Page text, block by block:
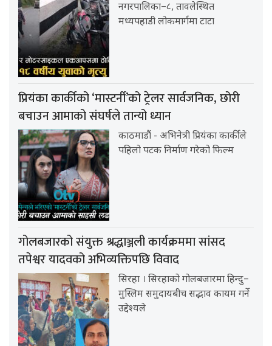
नगरपालिका–८, तावलेस्थित
मध्यपहाडी लोकमार्गमा टाटा
प्रियंका कार्कीको ‘मास्टर्नी’को ट्रेलर सार्वजनिक, छोरी
बचाउन आमाको संघर्षले तान्यो ध्यान
काठमाडौं - अभिनेत्री प्रियंका कार्कीले
पहिलो पटक निर्माण गरेको फिल्म
गोलबजारको संयुक्त श्रद्धाञ्जली कार्यक्रममा सांसद
तपेश्वर यादवको अभिव्यक्तिपछि विवाद
सिरहा । सिरहाको गोलबजारमा हिन्दु–
मुस्लिम समुदायबीच सद्भाव कायम गर्ने
उद्देश्यले